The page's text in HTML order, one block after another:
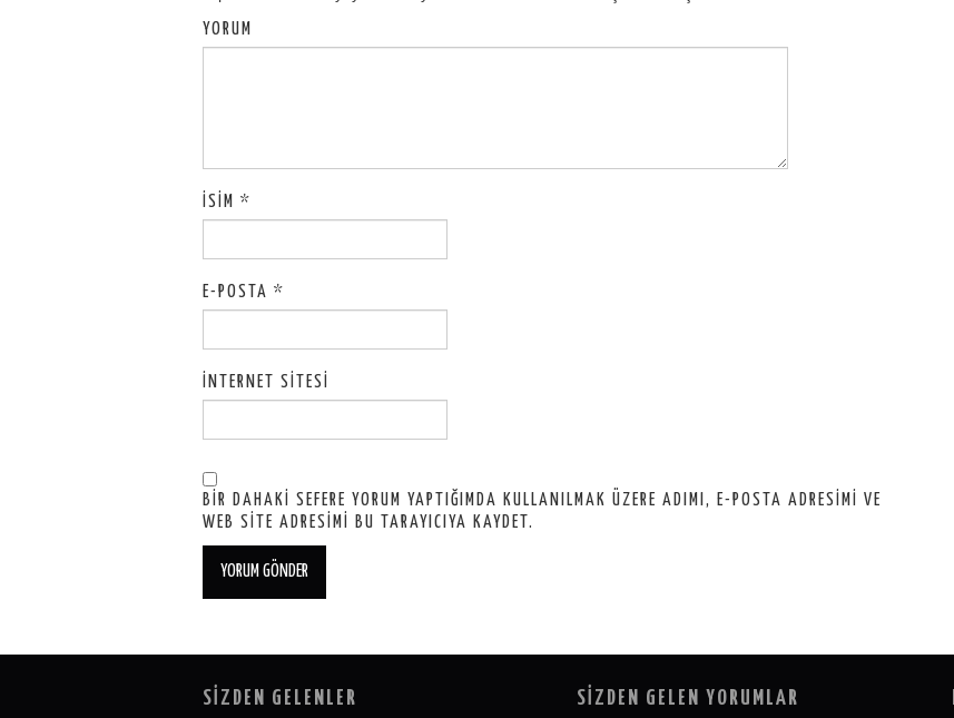
YORUM
İSIM *
E-POSTA *
İNTERNET SITESI
BIR DAHAKI SEFERE YORUM YAPTIĞIMDA KULLANILMAK ÜZERE ADIMI, E-POSTA ADRESIMI VE
WEB SITE ADRESIMI BU TARAYICIYA KAYDET.
SİZDEN GELENLER SİZDEN GELEN YORUMLAR